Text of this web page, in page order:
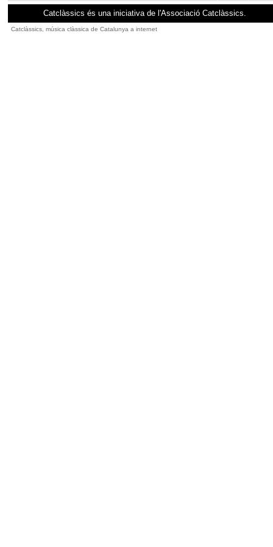
Catclàssics és una iniciativa de l'Associació Catclàssics.
Catclàssics, música clàssica de Catalunya a internet